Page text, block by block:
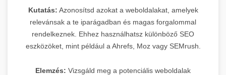
Kutatás: Azonosítsd azokat a weboldalakat, amelyek
relevánsak a te iparágadban és magas forgalommal
rendelkeznek. Ehhez használhatsz különböző SEO
eszközöket, mint például a Ahrefs, Moz vagy SEMrush.
Elemzés: Vizsgáld meg a potenciális weboldalak